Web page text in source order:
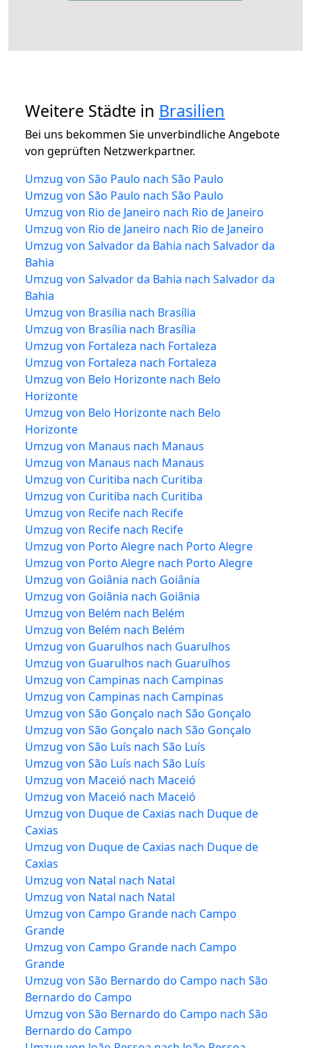
Weitere Städte in Brasilien
Bei uns bekommen Sie unverbindliche Angebote
von geprüften Netzwerkpartner.
Umzug von São Paulo nach São Paulo
Umzug von São Paulo nach São Paulo
Umzug von Rio de Janeiro nach Rio de Janeiro
Umzug von Rio de Janeiro nach Rio de Janeiro
Umzug von Salvador da Bahia nach Salvador da
Bahia
Umzug von Salvador da Bahia nach Salvador da
Bahia
Umzug von Brasília nach Brasília
Umzug von Brasília nach Brasília
Umzug von Fortaleza nach Fortaleza
Umzug von Fortaleza nach Fortaleza
Umzug von Belo Horizonte nach Belo
Horizonte
Umzug von Belo Horizonte nach Belo
Horizonte
Umzug von Manaus nach Manaus
Umzug von Manaus nach Manaus
Umzug von Curitiba nach Curitiba
Umzug von Curitiba nach Curitiba
Umzug von Recife nach Recife
Umzug von Recife nach Recife
Umzug von Porto Alegre nach Porto Alegre
Umzug von Porto Alegre nach Porto Alegre
Umzug von Goiânia nach Goiânia
Umzug von Goiânia nach Goiânia
Umzug von Belém nach Belém
Umzug von Belém nach Belém
Umzug von Guarulhos nach Guarulhos
Umzug von Guarulhos nach Guarulhos
Umzug von Campinas nach Campinas
Umzug von Campinas nach Campinas
Umzug von São Gonçalo nach São Gonçalo
Umzug von São Gonçalo nach São Gonçalo
Umzug von São Luís nach São Luís
Umzug von São Luís nach São Luís
Umzug von Maceió nach Maceió
Umzug von Maceió nach Maceió
Umzug von Duque de Caxias nach Duque de
Caxias
Umzug von Duque de Caxias nach Duque de
Caxias
Umzug von Natal nach Natal
Umzug von Natal nach Natal
Umzug von Campo Grande nach Campo
Grande
Umzug von Campo Grande nach Campo
Grande
Umzug von São Bernardo do Campo nach São
Bernardo do Campo
Umzug von São Bernardo do Campo nach São
Bernardo do Campo